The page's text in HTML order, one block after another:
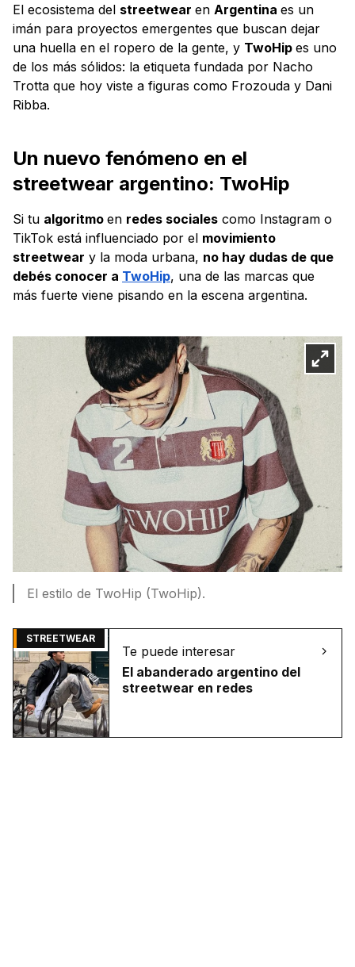
El ecosistema del streetwear en Argentina es un
imán para proyectos emergentes que buscan dejar
una huella en el ropero de la gente, y TwoHip es uno
de los más sólidos: la etiqueta fundada por Nacho
Trotta que hoy viste a figuras como Frozouda y Dani
Ribba.
Un nuevo fenómeno en el
streetwear argentino: TwoHip
Si tu algoritmo en redes sociales como Instagram o
TikTok está influenciado por el movimiento
streetwear y la moda urbana, no hay dudas de que
debés conocer a TwoHip, una de las marcas que
más fuerte viene pisando en la escena argentina.
El estilo de TwoHip (TwoHip).
STREETWEAR
Te puede interesar
El abanderado argentino del
streetwear en redes